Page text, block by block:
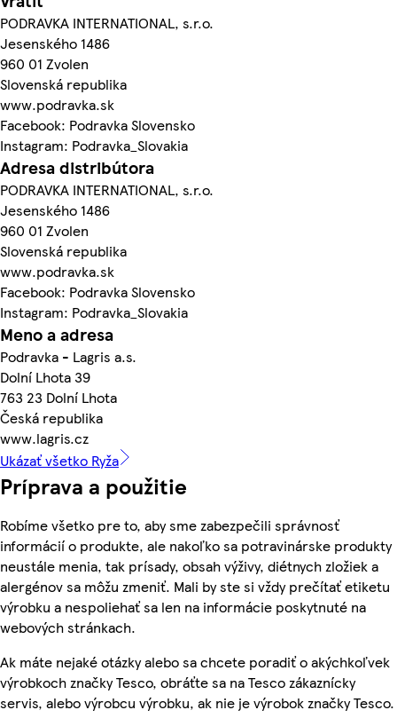
PODRAVKA INTERNATIONAL, s.r.o.
Jesenského 1486
960 01 Zvolen
Slovenská republika
www.podravka.sk
Facebook: Podravka Slovensko
Instagram: Podravka_Slovakia
Adresa distribútora
PODRAVKA INTERNATIONAL, s.r.o.
Jesenského 1486
960 01 Zvolen
Slovenská republika
www.podravka.sk
Facebook: Podravka Slovensko
Instagram: Podravka_Slovakia
Meno a adresa
Podravka - Lagris a.s.
Dolní Lhota 39
763 23 Dolní Lhota
Česká republika
www.lagris.cz
Ukázať všetko Ryža
Príprava a použitie
Robíme všetko pre to, aby sme zabezpečili správnosť
informácií o produkte, ale nakoľko sa potravinárske produkty
neustále menia, tak prísady, obsah výživy, diétnych zložiek a
alergénov sa môžu zmeniť. Mali by ste si vždy prečítať etiketu
výrobku a nespoliehať sa len na informácie poskytnuté na
webových stránkach.
Ak máte nejaké otázky alebo sa chcete poradiť o akýchkoľvek
výrobkoch značky Tesco, obráťte sa na Tesco zákaznícky
servis, alebo výrobcu výrobku, ak nie je výrobok značky Tesco.